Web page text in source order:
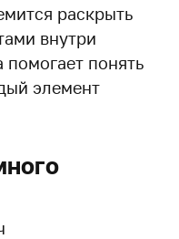
раскрыть
внутри
понять
элемент